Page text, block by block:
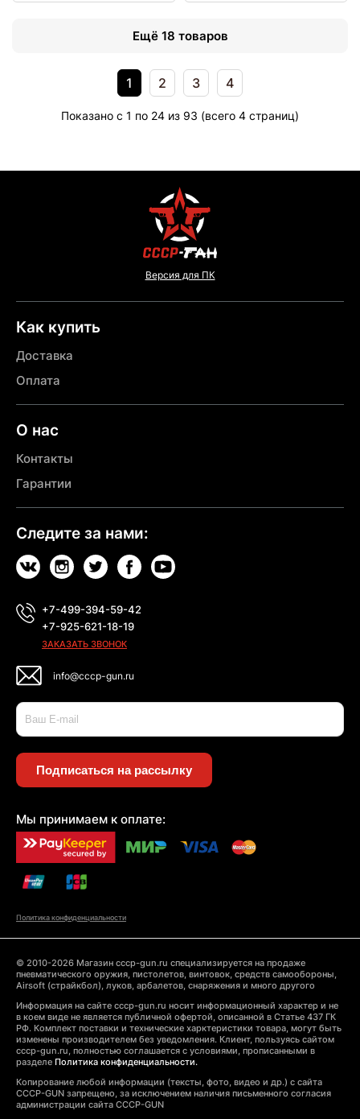
Ещё 18 товаров
1 2 3 4
Показано с 1 по 24 из 93 (всего 4 страниц)
Версия для ПК
Как купить
Доставка
Оплата
О нас
Контакты
Гарантии
Следите за нами:
+7-499-394-59-42
+7-925-621-18-19
ЗАКАЗАТЬ ЗВОНОК
info@cccp-gun.ru
Подписаться на рассылку
Мы принимаем к оплате:
Политика конфиденциальности
© 2010-2026 Магазин cccp-gun.ru специализируется на продаже
пневматического оружия, пистолетов, винтовок, средств самообороны,
Airsoft (страйкбол), луков, арбалетов, снаряжения и много другого
Информация на сайте cccp-gun.ru носит информационный характер и не
в коем виде не является публичной офертой, описанной в Статье 437 ГК
РФ. Комплект поставки и технические харктеристики товара, могут быть
изменены производителем без уведомления. Клиент, пользуясь сайтом
cccp-gun.ru, полностью соглашается с условиями, прописанными в
разделе Политика конфиденциальности.
Копирование любой информации (тексты, фото, видео и др.) с сайта
CCCP-GUN запрещено, за исключением наличия письменного согласия
администрации сайта CCCP-GUN